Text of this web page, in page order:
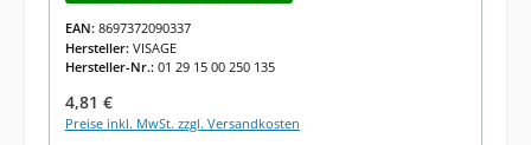
EAN: 8697372090337
Hersteller: VISAGE
Hersteller-Nr.: 01 29 15 00 250 135
Regulärer Preis:
4,81 €
Preise inkl. MwSt. zzgl. Versandkosten